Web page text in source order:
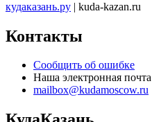
кудаказань.ру | kuda-kazan.ru
Контакты
Сообщить об ошибке
Наша электронная почта
mailbox@kudamoscow.ru